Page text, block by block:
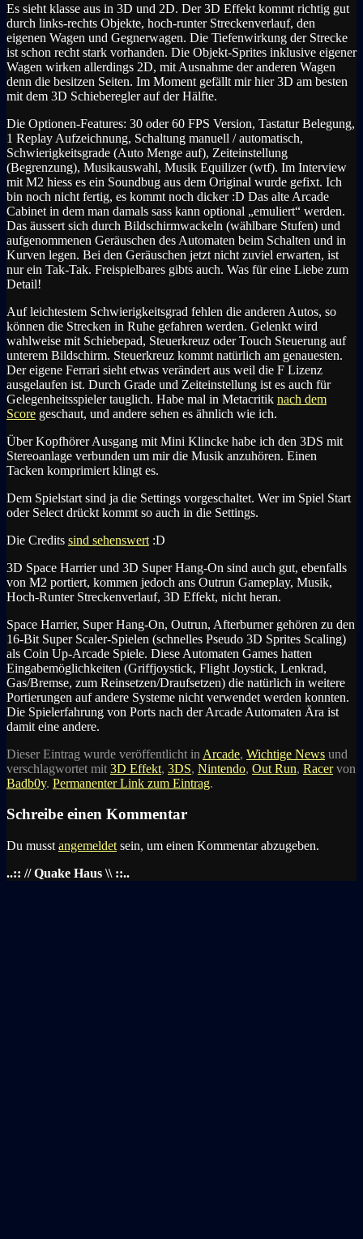
Es sieht klasse aus in 3D und 2D. Der 3D Effekt kommt richtig gut
durch links-rechts Objekte, hoch-runter Streckenverlauf, den
eigenen Wagen und Gegnerwagen. Die Tiefenwirkung der Strecke
ist schon recht stark vorhanden. Die Objekt-Sprites inklusive eigener
Wagen wirken allerdings 2D, mit Ausnahme der anderen Wagen
denn die besitzen Seiten. Im Moment gefällt mir hier 3D am besten
mit dem 3D Schieberegler auf der Hälfte.
Die Optionen-Features: 30 oder 60 FPS Version, Tastatur Belegung,
1 Replay Aufzeichnung, Schaltung manuell / automatisch,
Schwierigkeitsgrade (Auto Menge auf), Zeiteinstellung
(Begrenzung), Musikauswahl, Musik Equilizer (wtf). Im Interview
mit M2 hiess es ein Soundbug aus dem Original wurde gefixt. Ich
bin noch nicht fertig, es kommt noch dicker :D Das alte Arcade
Cabinet in dem man damals sass kann optional „emuliert“ werden.
Das äussert sich durch Bildschirmwackeln (wählbare Stufen) und
aufgenommenen Geräuschen des Automaten beim Schalten und in
Kurven legen. Bei den Geräuschen jetzt nicht zuviel erwarten, ist
nur ein Tak-Tak. Freispielbares gibts auch. Was für eine Liebe zum
Detail!
Auf leichtestem Schwierigkeitsgrad fehlen die anderen Autos, so
können die Strecken in Ruhe gefahren werden. Gelenkt wird
wahlweise mit Schiebepad, Steuerkreuz oder Touch Steuerung auf
unterem Bildschirm. Steuerkreuz kommt natürlich am genauesten.
Der eigene Ferrari sieht etwas verändert aus weil die F Lizenz
ausgelaufen ist. Durch Grade und Zeiteinstellung ist es auch für
Gelegenheitsspieler tauglich. Habe mal in Metacritik nach dem
Score geschaut, und andere sehen es ähnlich wie ich.
Über Kopfhörer Ausgang mit Mini Klincke habe ich den 3DS mit
Stereoanlage verbunden um mir die Musik anzuhören. Einen
Tacken komprimiert klingt es.
Dem Spielstart sind ja die Settings vorgeschaltet. Wer im Spiel Start
oder Select drückt kommt so auch in die Settings.
Die Credits sind sehenswert :D
3D Space Harrier und 3D Super Hang-On sind auch gut, ebenfalls
von M2 portiert, kommen jedoch ans Outrun Gameplay, Musik,
Hoch-Runter Streckenverlauf, 3D Effekt, nicht heran.
Space Harrier, Super Hang-On, Outrun, Afterburner gehören zu den
16-Bit Super Scaler-Spielen (schnelles Pseudo 3D Sprites Scaling)
als Coin Up-Arcade Spiele. Diese Automaten Games hatten
Eingabemöglichkeiten (Griffjoystick, Flight Joystick, Lenkrad,
Gas/Bremse, zum Reinsetzen/Draufsetzen) die natürlich in weitere
Portierungen auf andere Systeme nicht verwendet werden konnten.
Die Spielerfahrung von Ports nach der Arcade Automaten Ära ist
damit eine andere.
Dieser Eintrag wurde veröffentlicht in Arcade, Wichtige News und
verschlagwortet mit 3D Effekt, 3DS, Nintendo, Out Run, Racervon
Badb0y. Permanenter Link zum Eintrag.
Schreibe einen Kommentar
Du musst angemeldet sein, um einen Kommentar abzugeben.
..:: // Quake Haus \\ ::..